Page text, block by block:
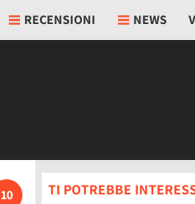
RECENSIONI NEWS
10 TI POTREBBE